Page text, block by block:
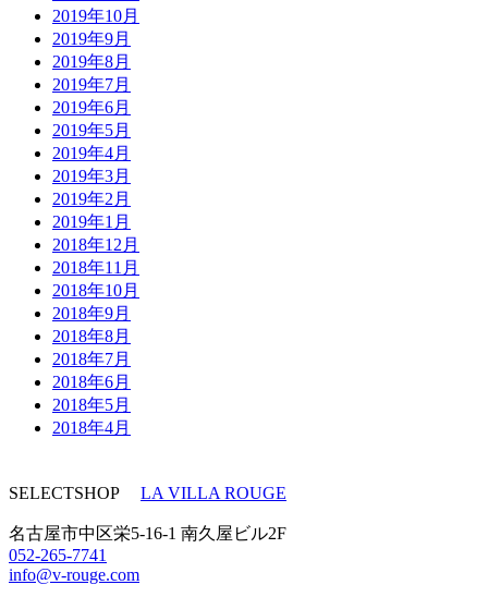
2019年10月
2019年9月
2019年8月
2019年7月
2019年6月
2019年5月
2019年4月
2019年3月
2019年2月
2019年1月
2018年12月
2018年11月
2018年10月
2018年9月
2018年8月
2018年7月
2018年6月
2018年5月
2018年4月
SELECTSHOP LA VILLA ROUGE
名古屋市中区栄5-16-1 南久屋ビル2F
052-265-7741
info@v-rouge.com